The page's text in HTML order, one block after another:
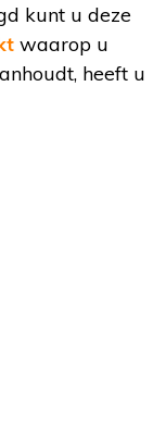
kunt u deze
waarop u
heeft u